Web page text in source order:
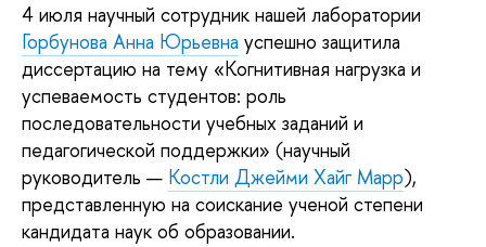
4 июля научный сотрудник нашей лаборатории
Горбунова Анна Юрьевна успешно защитила
диссертацию на тему «Когнитивная нагрузка и
успеваемость студентов: роль
последовательности учебных заданий и
педагогической поддержки» (научный
руководитель — Костли Джейми Хайг Марр),
представленную на соискание ученой степени
кандидата наук об образовании.